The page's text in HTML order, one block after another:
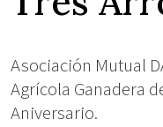
Asociación Mutual
Agrícola Ganadera
Aniversario.